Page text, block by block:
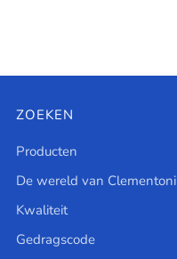
ZOEKEN
Producten
De wereld van Clementoni
Kwaliteit
Gedragscode